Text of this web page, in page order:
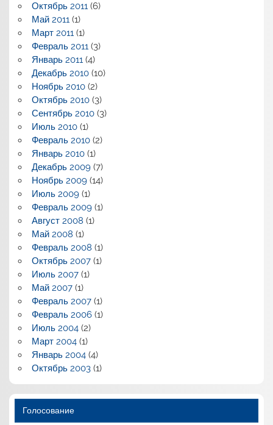
Октябрь 2011(6)
Май 2011(1)
Март 2011(1)
Февраль 2011(3)
Январь 2011(4)
Декабрь 2010(10)
Ноябрь 2010(2)
Октябрь 2010(3)
Сентябрь 2010(3)
Июль 2010(1)
Февраль 2010(2)
Январь 2010(1)
Декабрь 2009(7)
Ноябрь 2009(14)
Июль 2009(1)
Февраль 2009(1)
Август 2008 (1)
Май 2008 (1)
Февраль 2008 (1)
Октябрь 2007(1)
Июль 2007(1)
Май 2007(1)
Февраль 2007(1)
Февраль 2006(1)
Июль 2004(2)
Март 2004(1)
Январь 2004(4)
Октябрь 2003(1)
Голосование